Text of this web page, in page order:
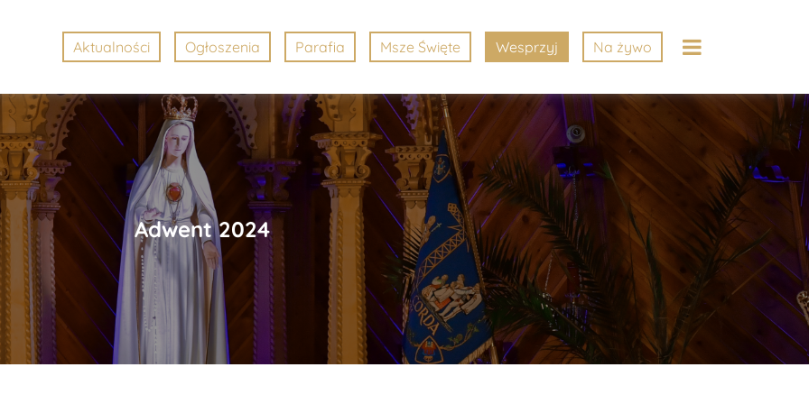
Aktualności Ogłoszenia Parafia Msze Święte Wesprzyj Na żywo
Adwent 2024